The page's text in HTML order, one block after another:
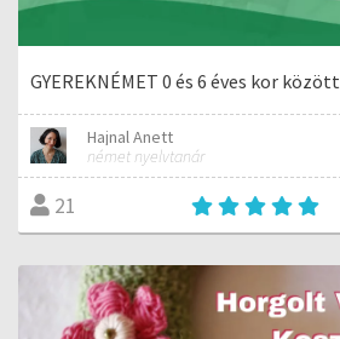
GYEREKNÉMET 0 és 6 éves kor között
Hajnal Anett
német nyelvtanár
21